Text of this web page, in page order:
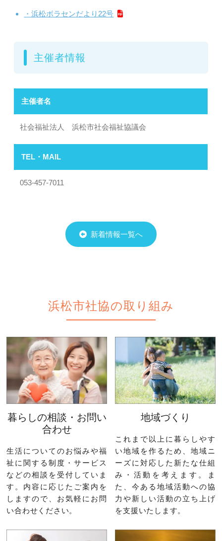
・浜松ボラセンだより22号
主催者情報
主催者名
社会福祉法人 浜松市社会福祉協議会
TEL・MAIL
053-457-7011
新着情報一覧へ
浜松市社協の取り組み
暮らしの相談・お問い
合わせ
生活についてのお悩みや福
祉に関する制度・サービス
などの相談を受付していま
す。内容に応じたご案内を
しますので、お気軽にお問
い合わせください。
地域づくり
これまで以上に暮らしやす
い地域を作るため、地域ニ
ーズに対応した新たな仕組
み・活動を考えます。ま
た、今ある地域活動への協
力や新しい活動の立ち上げ
を支援いたします。